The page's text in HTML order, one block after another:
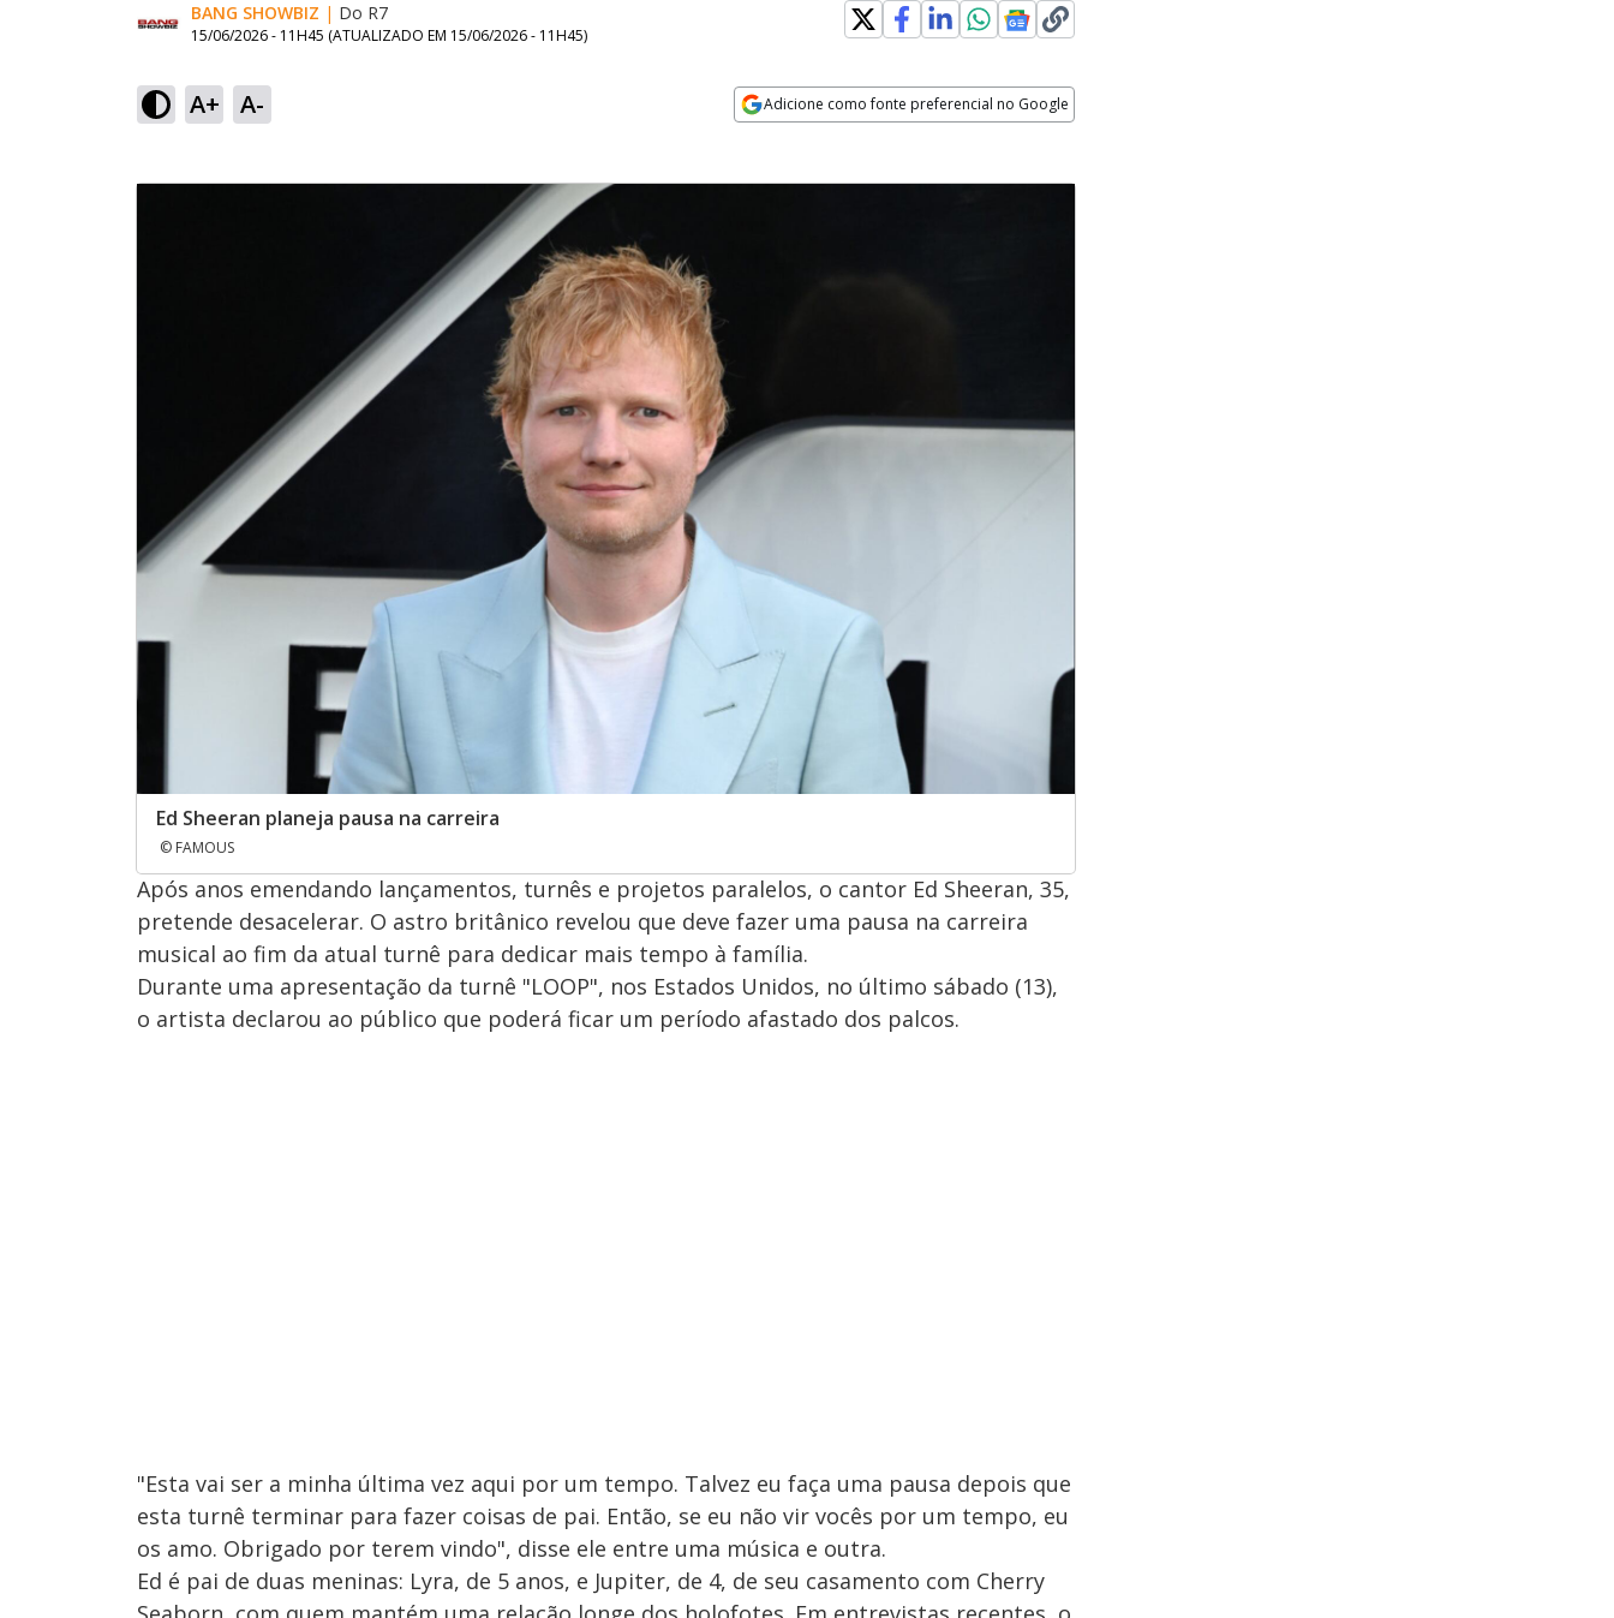
BANG SHOWBIZ | Do R7
15/06/2026 - 11H45 (ATUALIZADO EM 15/06/2026 - 11H45)
A+ A- Adicione como fonte preferencial no Google
Ed Sheeran planeja pausa na carreira
© FAMOUS
Após anos emendando lançamentos, turnês e projetos paralelos, o cantor Ed Sheeran, 35,
pretende desacelerar. O astro britânico revelou que deve fazer uma pausa na carreira
musical ao fim da atual turnê para dedicar mais tempo à família.
Durante uma apresentação da turnê "LOOP", nos Estados Unidos, no último sábado (13),
o artista declarou ao público que poderá ficar um período afastado dos palcos.
"Esta vai ser a minha última vez aqui por um tempo. Talvez eu faça uma pausa depois que
esta turnê terminar para fazer coisas de pai. Então, se eu não vir vocês por um tempo, eu
os amo. Obrigado por terem vindo", disse ele entre uma música e outra.
Ed é pai de duas meninas: Lyra, de 5 anos, e Jupiter, de 4, de seu casamento com Cherry